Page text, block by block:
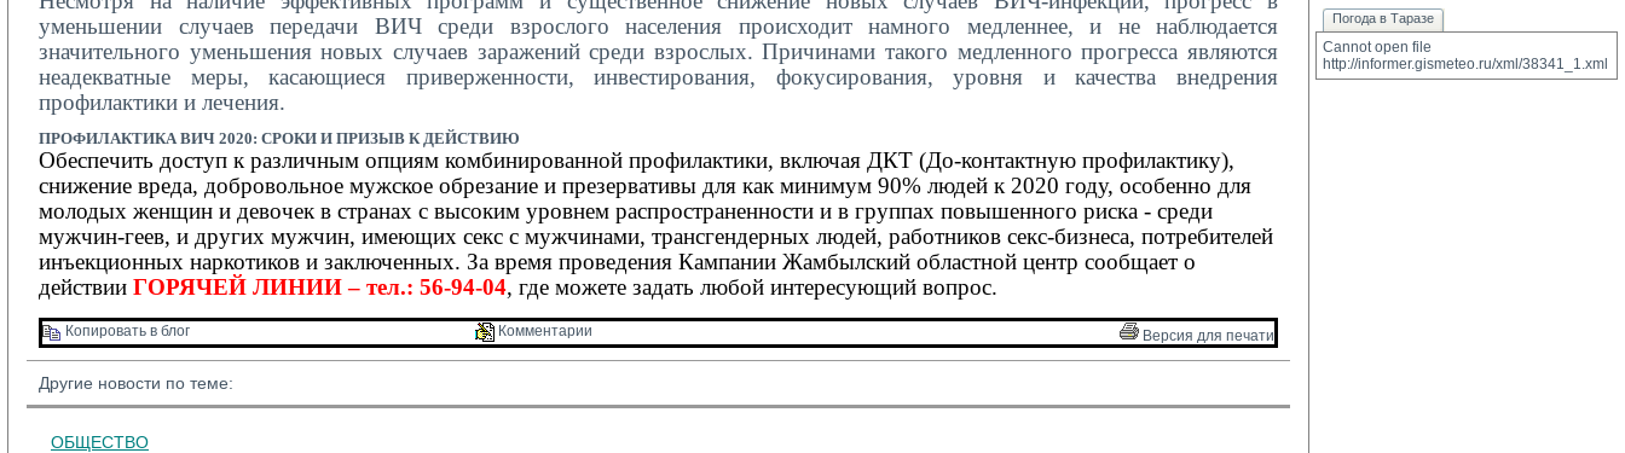
уменьшении случаев передачи ВИЧ среди взрослого населения происходит намного медленнее, и не наблюдается
значительного уменьшения новых случаев заражений среди взрослых. Причинами такого медленного прогресса являются
неадекватные меры, касающиеся приверженности, инвестирования, фокусирования, уровня и качества внедрения
профилактики и лечения.
ПРОФИЛАКТИКА ВИЧ 2020: СРОКИ И ПРИЗЫВ К ДЕЙСТВИЮ
Обеспечить доступ к различным опциям комбинированной профилактики, включая ДКТ (До-контактную профилактику),
снижение вреда, добровольное мужское обрезание и презервативы для как минимум 90% людей к 2020 году, особенно для
молодых женщин и девочек в странах с высоким уровнем распространенности и в группах повышенного риска - среди
мужчин-геев, и других мужчин, имеющих секс с мужчинами, трансгендерных людей, работников секс-бизнеса, потребителей
инъекционных наркотиков и заключенных. За время проведения Кампании Жамбылский областной центр сообщает о
действии ГОРЯЧЕЙ ЛИНИИ – тел.: 56-94-04, где можете задать любой интересующий вопрос.
Копировать в блог Комментарии Версия для печати
Другие новости по теме:
ОБЩЕСТВО
Погода в Таразе
Cannot open file
http://informer.gismeteo.ru/xml/38341_1.xml